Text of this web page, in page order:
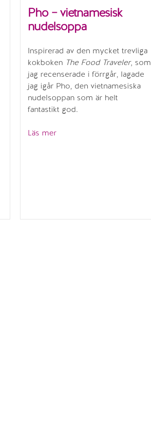
Pho – vietnamesisk
nudelsoppa
Inspirerad av den mycket trevliga
kokboken The Food Traveler, som
jag recenserade i förrgår, lagade
jag igår Pho, den vietnamesiska
nudelsoppan som är helt
fantastikt god.
Läs mer”Pho